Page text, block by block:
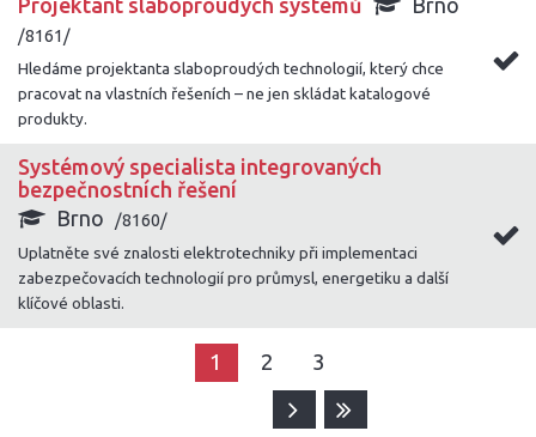
Projektant slaboproudých systémů Brno
/8161/
Hledáme projektanta slaboproudých technologií, který chce
pracovat na vlastních řešeních – ne jen skládat katalogové
produkty.
Systémový specialista integrovaných
bezpečnostních řešení
Brno
/8160/
Uplatněte své znalosti elektrotechniky při implementaci
zabezpečovacích technologií pro průmysl, energetiku a další
klíčové oblasti.
1 2 3